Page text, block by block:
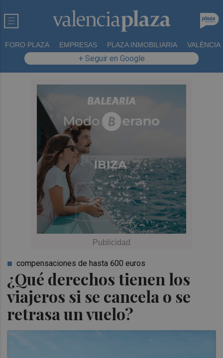
FORO PLAZA EMPRESAS PLAZA INMOBILIARIA VALÈNCIA
+ Seguir en Google
¿Qué derechos tienen los
viajeros si se cancela o se
retrasa un vuelo?
compensaciones de hasta 600 euros